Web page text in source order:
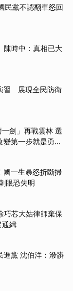
民黨不認翻車怒回
時中：真相已大
習 展現全民防衛
劍」再戰雲林 選
變第一步就是勇
國一生暴怒折斷掃
眼恐失明
巧芯大姑律師棄保
緝
進黨 沈伯洋：潑髒